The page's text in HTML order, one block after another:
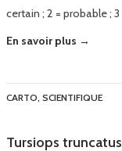
certain ; 2 = probable ;
En savoir plus →
CARTO, SCIENTIFIQUE
Tursiops